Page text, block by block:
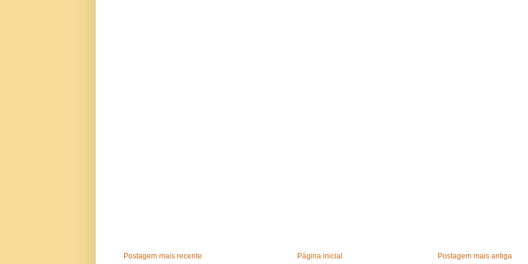
Postagem mais recente Postagem mais antiga
Página inicial